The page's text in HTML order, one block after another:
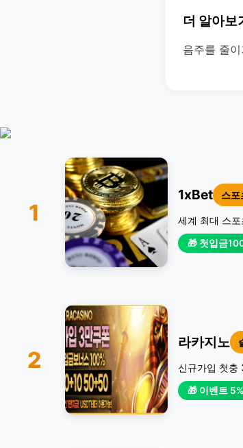
더 알아보
음주를 줄
1
1xBet 스포
세계 최대 스
🎁 첫입금
2
라카지노
신규가입 첫충
🎁 이벤트